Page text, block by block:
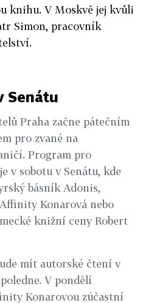
knihu. V Moskvě jej kvůli
Simon, pracovník
Senátu
Praha začne pátečním
pro zvané na
Program pro
v sobotu v Senátu, kde
básník Adonis,
Konarová nebo
knižní ceny Robert
mít autorské čtení v
V pondělí
Konarovou zúčastní